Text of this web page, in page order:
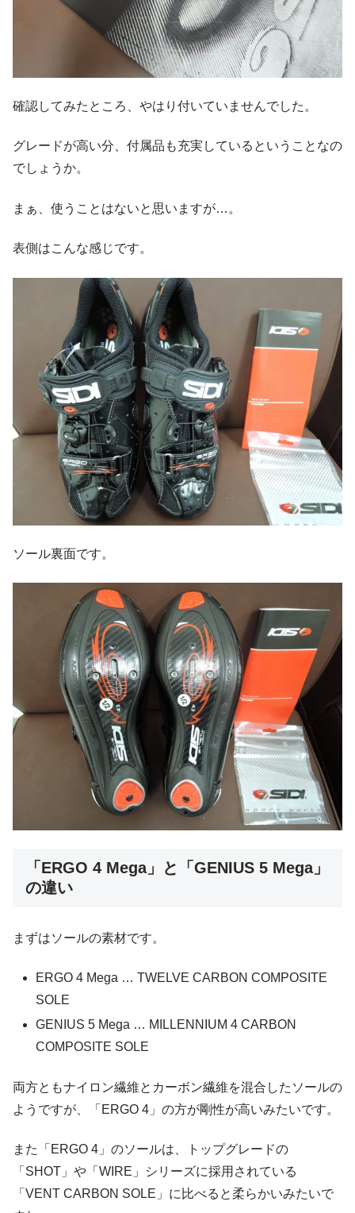
確認してみたところ、やはり付いていませんでした。
グレードが高い分、付属品も充実しているということなの
でしょうか。
まぁ、使うことはないと思いますが…。
表側はこんな感じです。
ソール裏面です。
「ERGO 4 Mega」と「GENIUS 5 Mega」
の違い
まずはソールの素材です。
ERGO 4 Mega … TWELVE CARBON COMPOSITE
SOLE
GENIUS 5 Mega … MILLENNIUM 4 CARBON
COMPOSITE SOLE
両方ともナイロン繊維とカーボン繊維を混合したソールの
ようですが、「ERGO 4」の方が剛性が高いみたいです。
また「ERGO 4」のソールは、トップグレードの
「SHOT」や「WIRE」シリーズに採用されている
「VENT CARBON SOLE」に比べると柔らかいみたいで